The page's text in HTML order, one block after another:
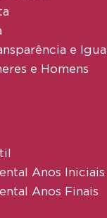
e
e Homens
Anos Iniciais
Anos Finais